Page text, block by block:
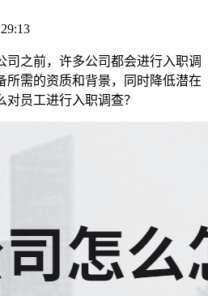
司之前，许多公司都会进行入职调
所需的资质和背景，同时降低潜在
员工进行入职调查？